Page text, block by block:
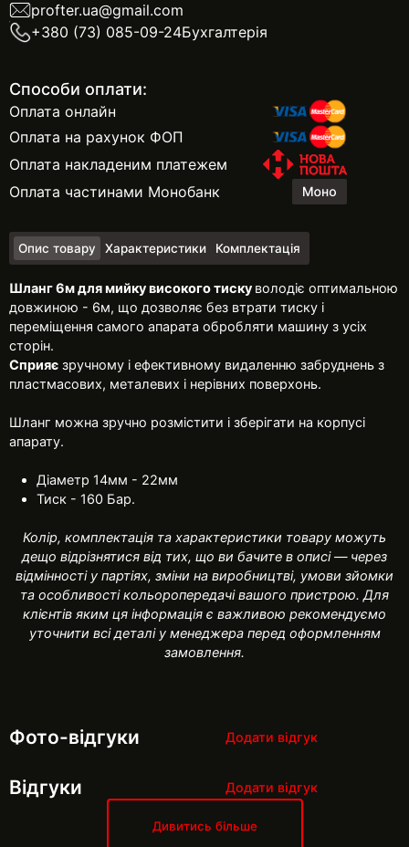
profter.ua@gmail.com
+380 (73) 085-09-24Бухгалтерія
Способи оплати:
Оплата онлайн
Оплата на рахунок ФОП
Оплата накладеним платежем
Оплата частинами Монобанк
Опис товару Характеристики Комплектація
Шланг 6м для мийку високого тиску володіє оптимальною
довжиною - 6м, що дозволяє без втрати тиску і
переміщення самого апарата обробляти машину з усіх
сторін.
Сприяє зручному і ефективному видаленню забруднень з
пластмасових, металевих і нерівних поверхонь.
Шланг можна зручно розмістити і зберігати на корпусі
апарату.
Діаметр 14мм - 22мм
Тиск - 160 Бар.
Колір, комплектація та характеристики товару можуть
дещо відрізнятися від тих, що ви бачите в описі — через
відмінності у партіях, зміни на виробництві, умови зйомки
та особливості кольоропередачі вашого пристрою. Для
клієнтів яким ця інформація є важливою рекомендуємо
уточнити всі деталі у менеджера перед оформленням
замовлення.
Фото-відгуки Додати відгук
Відгуки Додати відгук
Дивитись більше